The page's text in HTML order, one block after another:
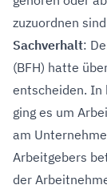
zuzuordnen
Sachverhalt:
(BFH) hatte
entscheiden. In
ging es um
am
Arbeitgebers
der